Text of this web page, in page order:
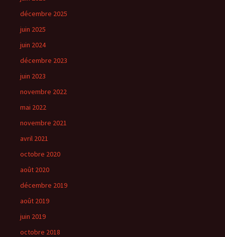
décembre 2025
juin 2025
juin 2024
décembre 2023
juin 2023
novembre 2022
mai 2022
novembre 2021
avril 2021
octobre 2020
août 2020
décembre 2019
août 2019
juin 2019
octobre 2018